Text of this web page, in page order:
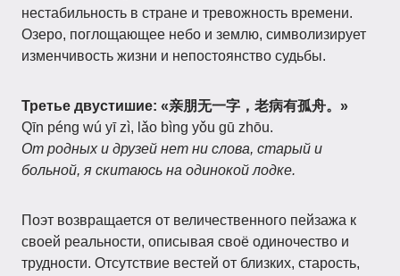
нестабильность в стране и тревожность времени.
Озеро, поглощающее небо и землю, символизирует
изменчивость жизни и непостоянство судьбы.
Третье двустишие: «亲朋无一字，老病有孤舟。»
Qīn péng wú yī zì, lǎo bìng yǒu gū zhōu.
От родных и друзей нет ни слова, старый и
больной, я скитаюсь на одинокой лодке.
Поэт возвращается от величественного пейзажа к
своей реальности, описывая своё одиночество и
трудности. Отсутствие вестей от близких, старость,